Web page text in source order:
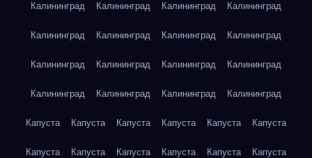
Калининград Калининград Калининград Калининград
Калининград Калининград Калининград Калининград
Калининград Калининград Калининград Калининград
Калининград Калининград Калининград Калининград
Капуста Капуста Капуста Капуста Капуста Капуста
Капуста Капуста Капуста Капуста Капуста Капуста